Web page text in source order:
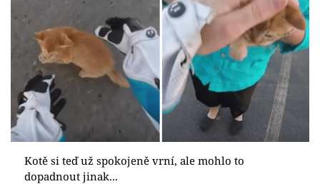
Sex a vztahy
Videa
Sledujte prima+
Přihlášení
Kotě si teď už spokojeně vrní, ale mohlo to
dopadnout jinak...